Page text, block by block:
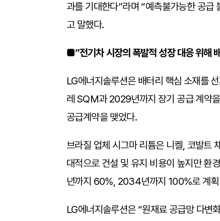
과를 기대한다”라며 “예측불가능한 공급
고 말했다.
■”전기차 시장의 폭발적 성장 대응 위해
LG에너지솔루션은 배터리 핵심 소재를
레 SQM과 2029년까지 장기 공급 계약
공급계약을 맺었다.
브라질 업체 시그마 리튬은 니켈, 코발트
대적으로 건설 및 유지 비용이 높지만 환
년까지 60%, 2034년까지 100%로 계획
LG에너지솔루션은 “원재료 공급망 다변